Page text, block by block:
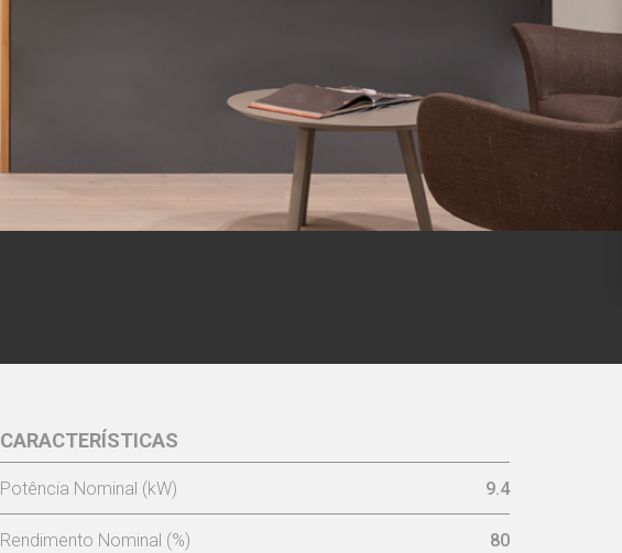
CARACTERÍSTICAS
Potência Nominal (kW) 9.4
Rendimento Nominal (%) 80